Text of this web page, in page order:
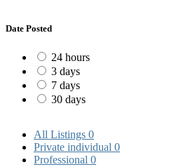
Date Posted
24 hours
3 days
7 days
30 days
All Listings 0
Private individual 0
Professional 0